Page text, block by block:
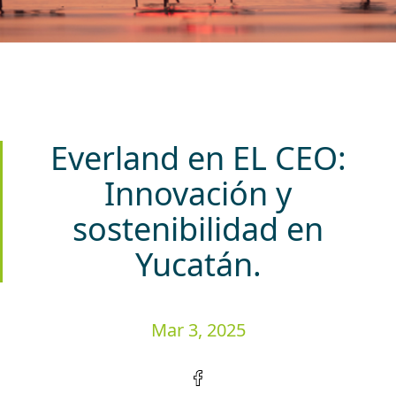
Everland en EL CEO:
Innovación y
sostenibilidad en
Yucatán.
Mar 3, 2025